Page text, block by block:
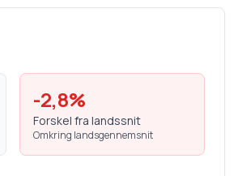
-2,8%
Forskel fra landssnit
Omkring landsgennemsnit